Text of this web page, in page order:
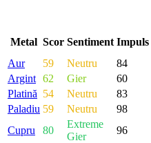
Metal Scor Sentiment Impuls
Aur
59 Neutru 84
Argint 62 Gier 60
Platină 54 Neutru 83
Paladiu 59 Neutru 98
Cupru
80
Extreme
Gier
96